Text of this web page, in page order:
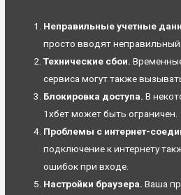
Неправильные учетные
просто вводят
Технические сбои.
сервиса могут также
Блокировка доступа. В
1хбет может быть ограничен.
Проблемы с интернет-
подключение к интернету
ошибок при входе.
Настройки браузера. Ваша